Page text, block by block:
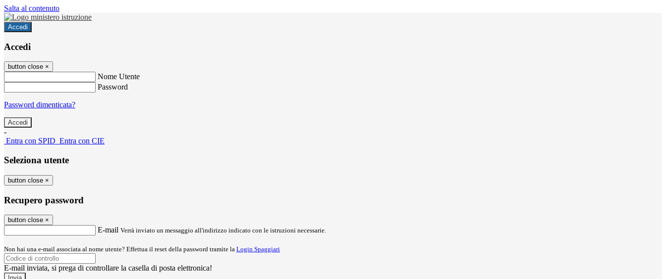
Salta al contenuto
Accedi
Accedi
button close ×
Nome Utente
Password
Password dimenticata?
-
Entra con SPID Entra con CIE
Seleziona utente
button close ×
Recupero password
button close ×
E-mail Verrà inviato un messaggio all'indirizzo indicato con le istruzioni necessarie.
Non hai una e-mail associata al nome utente? Effettua il reset della password tramite la Login Spaggiari
E-mail inviata, si prega di controllare la casella di posta elettronica!